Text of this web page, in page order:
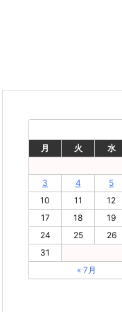
月
火 水
3
4 5
10
11 12
17
18 19
24
25 26
31
« 7月